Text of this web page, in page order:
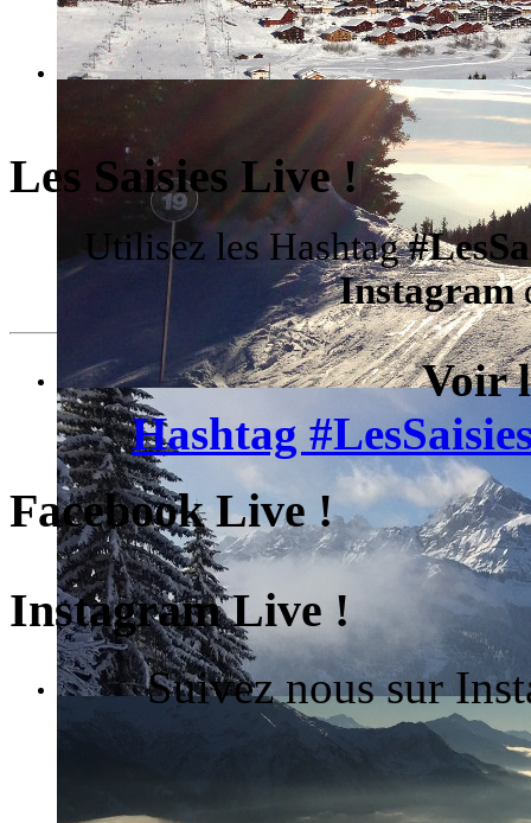
Les Saisies Live !
Utilisez les Hashtag
Instagram
Voir
Hashtag
Facebook Live !
Instagram Live !
Suivez nous sur